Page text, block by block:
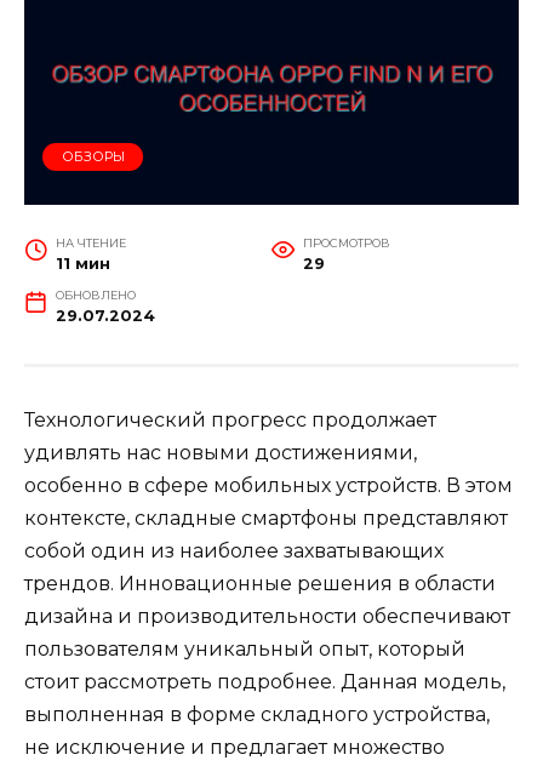
ОБЗОРЫ
НА ЧТЕНИЕ
11 мин
ПРОСМОТРОВ
29
ОБНОВЛЕНО
29.07.2024
Технологический прогресс продолжает
удивлять нас новыми достижениями,
особенно в сфере мобильных устройств. В этом
контексте, складные смартфоны представляют
собой один из наиболее захватывающих
трендов. Инновационные решения в области
дизайна и производительности обеспечивают
пользователям уникальный опыт, который
стоит рассмотреть подробнее. Данная модель,
выполненная в форме складного устройства,
не исключение и предлагает множество